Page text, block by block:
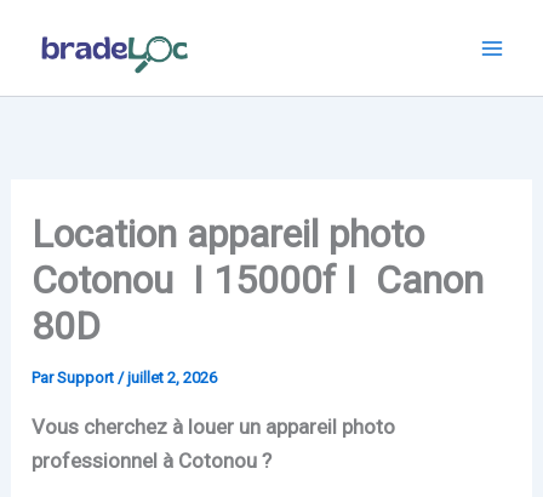
Location appareil photo
Cotonou I 15000f I Canon
80D
ParSupport /juillet 2, 2026
Vous cherchez à louer un appareil photo
professionnel à Cotonou ?